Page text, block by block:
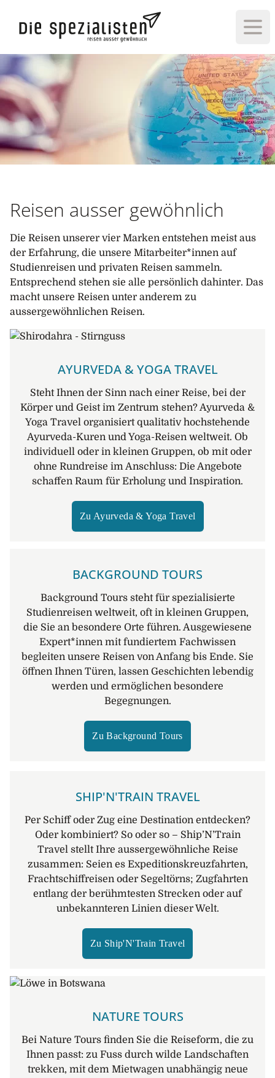
Reisen ausser gewöhnlich
Die Reisen unserer vier Marken entstehen meist aus
der Erfahrung, die unsere Mitarbeiter*innen auf
Studienreisen und privaten Reisen sammeln.
Entsprechend stehen sie alle persönlich dahinter. Das
macht unsere Reisen unter anderem zu
aussergewöhnlichen Reisen.
AYURVEDA & YOGA TRAVEL
Steht Ihnen der Sinn nach einer Reise, bei der
Körper und Geist im Zentrum stehen? Ayurveda &
Yoga Travel organisiert qualitativ hochstehende
Ayurveda-Kuren und Yoga-Reisen weltweit. Ob
individuell oder in kleinen Gruppen, ob mit oder
ohne Rundreise im Anschluss: Die Angebote
schaffen Raum für Erholung und Inspiration.
Zu Ayurveda & Yoga Travel
BACKGROUND TOURS
Background Tours steht für spezialisierte
Studienreisen weltweit, oft in kleinen Gruppen,
die Sie an besondere Orte führen. Ausgewiesene
Expert*innen mit fundiertem Fachwissen
begleiten unsere Reisen von Anfang bis Ende. Sie
öffnen Ihnen Türen, lassen Geschichten lebendig
werden und ermöglichen besondere
Begegnungen.
Zu Background Tours
SHIP'N'TRAIN TRAVEL
Per Schiff oder Zug eine Destination entdecken?
Oder kombiniert? So oder so – Ship’N’Train
Travel stellt Ihre aussergewöhnliche Reise
zusammen: Seien es Expeditionskreuzfahrten,
Frachtschiffreisen oder Segeltörns; Zugfahrten
entlang der berühmtesten Strecken oder auf
unbekannteren Linien dieser Welt.
Zu Ship'N'Train Travel
NATURE TOURS
Bei Nature Tours finden Sie die Reiseform, die zu
Ihnen passt: zu Fuss durch wilde Landschaften
trekken, mit dem Mietwagen unabhängig neue